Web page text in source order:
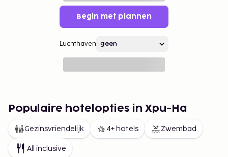
Begin met plannen
Luchthaven
Populaire hotelopties in Xpu-Ha
Gezinsvriendelijk 4+ hotels Zwembad
All inclusive